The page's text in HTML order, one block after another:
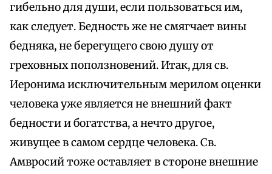
гибельно для души, если пользоваться им,
как следует. Бедность же не смягчает вины
бедняка, не берегущего свою душу от
греховных поползновений. Итак, для св.
Иеронима исключительным мерилом оценки
человека уже является не внешний факт
бедности и богатства, а нечто другое,
живущее в самом сердце человека. Св.
Амвросий тоже оставляет в стороне внешние